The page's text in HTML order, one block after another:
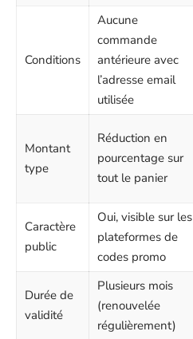
Conditions
Aucune
commande
antérieure avec
l’adresse email
utilisée
Montant
type
Réduction en
pourcentage sur
tout le panier
Caractère
public
Oui, visible sur les
plateformes de
codes promo
Durée de
validité
Plusieurs mois
(renouvelée
régulièrement)